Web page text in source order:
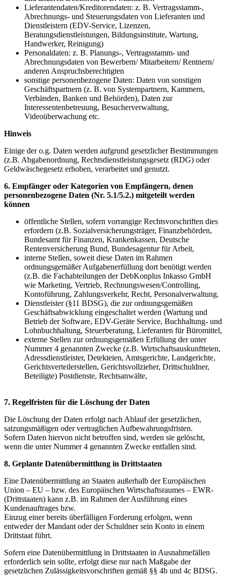
Lieferantendaten/Kreditorendaten: z. B. Vertragsstamm-,
Abrechnungs- und Steuerungsdaten von Lieferanten und
Dienstleistern (EDV-Service, Lizenzen,
Beratungsdienstleistungen, Bildungsinstitute, Wartung,
Handwerker, Reinigung)
Personaldaten: z. B. Planungs-, Vertragsstamm- und
Abrechnungsdaten von Bewerbern/ Mitarbeitern/ Rentnern/
anderen Anspruchsberechtigten
sonstige personenbezogene Daten: Daten von sonstigen
Geschäftspartnern (z. B. von Systempartnern, Kammern,
Verbänden, Banken und Behörden), Daten zur
Interessentenbetreuung, Besucherverwaltung,
Videoüberwachung etc.
Hinweis
Einige der o.g. Daten werden aufgrund gesetzlicher Bestimmungen
(z.B. Abgabenordnung, Rechtsdienstleistungsgesetz (RDG) oder
Geldwäschegesetz erhoben, verarbeitet und genutzt.
6. Empfänger oder Kategorien von Empfängern, denen
personenbezogene Daten (Nr. 5.1/5.2.) mitgeteilt werden
können
öffentliche Stellen, sofern vorrangige Rechtsvorschriften dies
erfordern (z.B. Sozialversicherungsträger, Finanzbehörden,
Bundesamt für Finanzen, Krankenkassen, Deutsche
Rentenversicherung Bund, Bundesagentur für Arbeit,
interne Stellen, soweit diese Daten im Rahmen
ordnungsgemäßer Aufgabenerfüllung dort benötigt werden
(z.B. die Fachabteilungen der DebKonplus Inkasso GmbH
wie Marketing, Vertrieb, Rechnungswesen/Controlling,
Kontoführung, Zahlungsverkehr, Recht, Personalverwaltung.
Dienstleister (§11 BDSG), die zur ordnungsgemäßen
Geschäftsabwicklung eingeschaltet werden (Wartung und
Betrieb der Software, EDV-Geräte Service, Buchhaltung- und
Lohnbuchhaltung, Steuerberatung, Lieferanten für Büromittel,
externe Stellen zur ordnungsgemäßen Erfüllung der unter
Nummer 4 genannten Zwecke (z.B. Wirtschaftsauskunftteien,
Adressdienstleister, Detekteien, Amtsgerichte, Landgerichte,
Gerichtsverteilerstellen, Gerichtsvollzieher, Drittschuldner,
Beteiligte) Postdienste, Rechtsanwälte,
7. Regelfristen für die Löschung der Daten
Die Löschung der Daten erfolgt nach Ablauf der gesetzlichen,
satzungsmäßigen oder vertraglichen Aufbewahrungsfristen.
Sofern Daten hiervon nicht betroffen sind, werden sie gelöscht,
wenn die unter Nummer 4 genannten Zwecke entfallen sind.
8. Geplante Datenübermittlung in Drittstaaten
Eine Datenübermittlung an Staaten außerhalb der Europäischen
Union – EU – bzw. des Europäischen Wirtschaftsraumes – EWR-
(Drittstaaten) kann z.B. im Rahmen der Ausführung eines
Kundenauftrages bzw.
Einzug einer bereits überfälligen Forderung erfolgen, wenn
entweder der Mandant oder der Schuldner sein Konto in einem
Drittstaat führt.
Sofern eine Datenübermittlung in Drittstaaten in Ausnahmefällen
erforderlich sein sollte, erfolgt diese nur nach Maßgabe der
gesetzlichen Zulässigkeitsvorschriften gemäß §§ 4b und 4c BDSG.